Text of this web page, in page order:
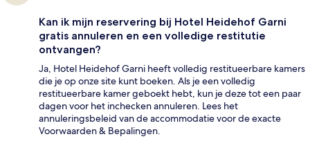
Kan ik mijn reservering bij Hotel Heidehof Garni
gratis annuleren en een volledige restitutie
ontvangen?
Ja, Hotel Heidehof Garni heeft volledig restitueerbare kamers
die je op onze site kunt boeken. Als je een volledig
restitueerbare kamer geboekt hebt, kun je deze tot een paar
dagen voor het inchecken annuleren. Lees het
annuleringsbeleid van de accommodatie voor de exacte
Voorwaarden & Bepalingen.